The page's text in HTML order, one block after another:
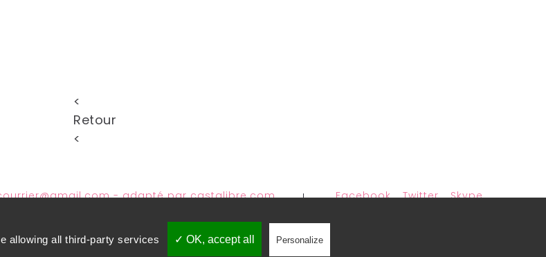
<
Retour
<
- adapté parcastalibre.com Facebook Twitter Skype
allowing all third-party services ✓ OK, accept all Personalize